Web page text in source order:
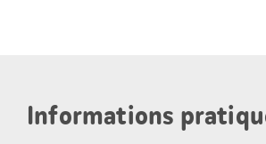
Informations